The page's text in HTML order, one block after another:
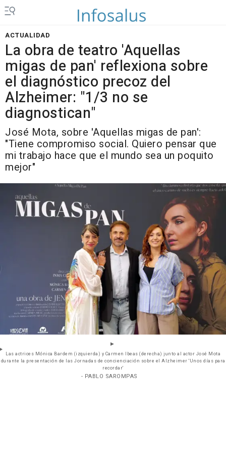
ACTUALIDAD
La obra de teatro 'Aquellas
migas de pan' reflexiona sobre
el diagnóstico precoz del
Alzheimer: "1/3 no se
diagnostican"
José Mota, sobre 'Aquellas migas de pan':
"Tiene compromiso social. Quiero pensar que
mi trabajo hace que el mundo sea un poquito
mejor"
Las actrices Mónica Bardem (izquierda) y Carmen Ibeas (derecha) junto al actor José Mota
durante la presentación de las Jornadas de concienciación sobre el Alzheimer 'Unos días para
recordar'
- PABLO SAROMPAS